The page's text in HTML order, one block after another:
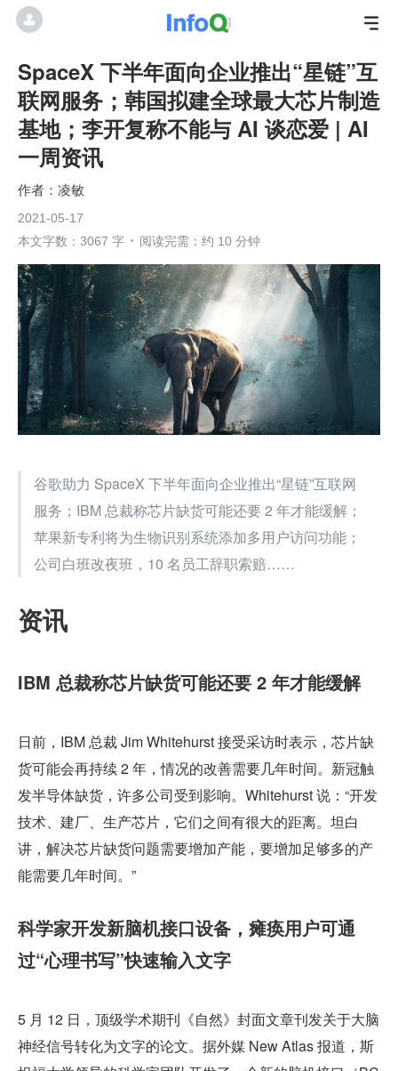
SpaceX 下半年面向企业推出“星链”互
联网服务；韩国拟建全球最大芯片制造
基地；李开复称不能与 AI 谈恋爱 | AI
一周资讯
凌敏
2021-05-17
本文字数：3067 字
阅读完需：约 10 分钟
谷歌助力 SpaceX 下半年面向企业推出“星链”互联网
服务；IBM 总裁称芯片缺货可能还要 2 年才能缓解；
苹果新专利将为生物识别系统添加多用户访问功能；
公司白班改夜班，10 名员工辞职索赔……
资讯
IBM 总裁称芯片缺货可能还要 2 年才能缓解
日前，IBM 总裁 Jim Whitehurst 接受采访时表示，芯片缺
货可能会再持续 2 年，情况的改善需要几年时间。新冠触
发半导体缺货，许多公司受到影响。Whitehurst 说：“开发
技术、建厂、生产芯片，它们之间有很大的距离。坦白
讲，解决芯片缺货问题需要增加产能，要增加足够多的产
能需要几年时间。”
科学家开发新脑机接口设备，瘫痪用户可通
过“心理书写”快速输入文字
5 月 12 日，顶级学术期刊《自然》封面文章刊发关于大脑
神经信号转化为文字的论文。据外媒 New Atlas 报道，斯